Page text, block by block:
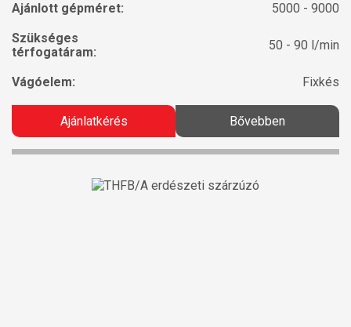
Ajánlott gépméret:
5000 - 9000
Szükséges
térfogatáram:
50 - 90 l/min
Vágóelem: Fixkés
Ajánlatkérés Bővebben